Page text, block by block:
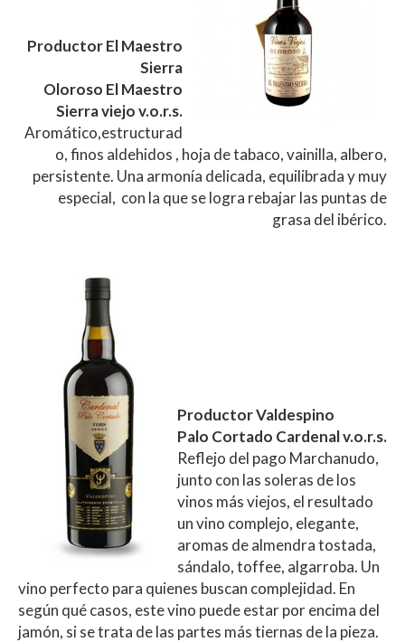
Productor El Maestro
Sierra
Oloroso El Maestro
Sierra viejo v.o.r.s.
Aromático,estructurad
o, finos aldehidos , hoja de tabaco, vainilla, albero,
persistente. Una armonía delicada, equilibrada y muy
especial, con la que se logra rebajar las puntas de
grasa del ibérico.
Productor Valdespino
Palo Cortado Cardenal v.o.r.s.
Reflejo del pago Marchanudo,
junto con las soleras de los
vinos más viejos, el resultado
un vino complejo, elegante,
aromas de almendra tostada,
sándalo, toffee, algarroba. Un
vino perfecto para quienes buscan complejidad. En
según qué casos, este vino puede estar por encima del
jamón, si se trata de las partes más tiernas de la pieza.